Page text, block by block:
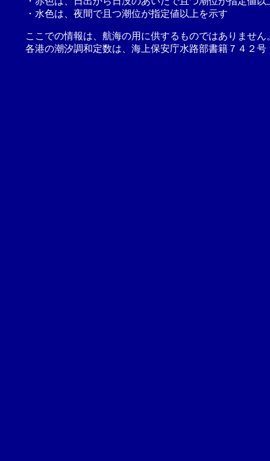
・水色は、夜間で且つ潮位が指定値以上を示す
ここでの情報は、航海の用に供するものではありませ
各港の潮汐調和定数は、海上保安庁水路部書籍７４２